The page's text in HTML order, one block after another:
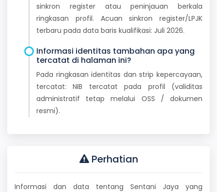
sinkron register atau peninjauan berkala
ringkasan profil. Acuan sinkron register/LPJK
terbaru pada data baris kualifikasi: Juli 2026.
Informasi identitas tambahan apa yang
tercatat di halaman ini?
Pada ringkasan identitas dan strip kepercayaan,
tercatat: NIB tercatat pada profil (validitas
administratif tetap melalui OSS / dokumen
resmi).
Perhatian
Informasi dan data tentang Sentani Jaya yang